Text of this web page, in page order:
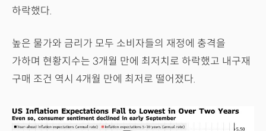
하락했다.
높은 물가와 금리가 모두 소비자들의 재정에 충격을
가하며 현황지수는 3개월 만에 최저치로 하락했고 내구재
구매 조건 역시 4개월 만에 최저로 떨어졌다.